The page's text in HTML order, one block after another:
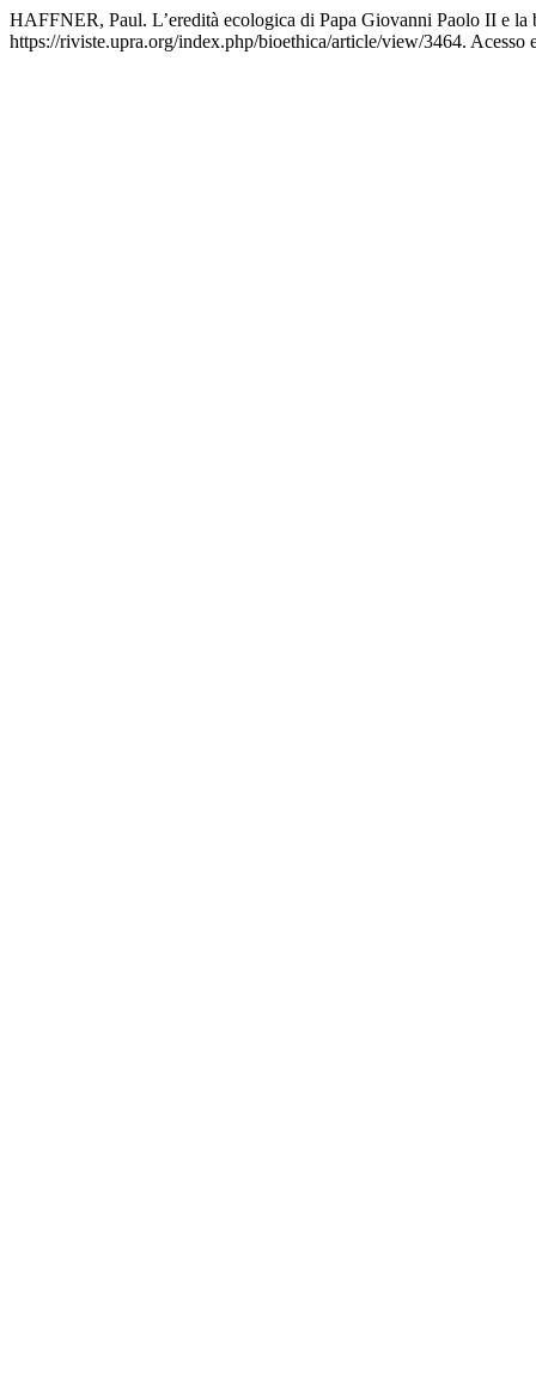
HAFFNER, Paul. L’eredità ecologica di Papa Giovanni Paolo II e la
https://riviste.upra.org/index.php/bioethica/article/view/3464. Acesso